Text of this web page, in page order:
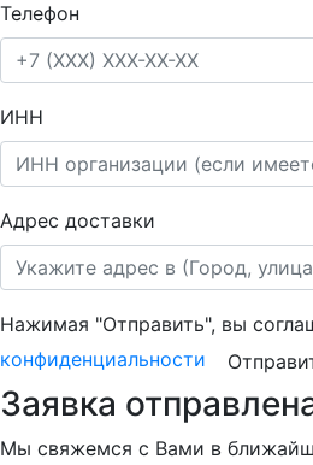
Телефон
ИНН
Адрес доставки
Нажимая "Отправить", вы
конфиденциальности
Заявка
Мы свяжемся с Вами в